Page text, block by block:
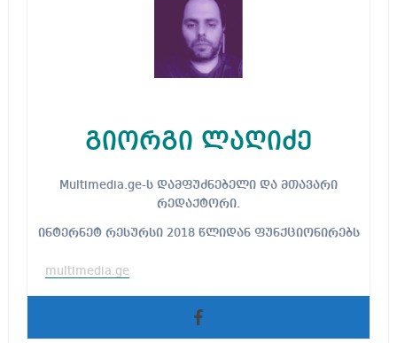
გიორგი ლაღიძე
Multimedia.ge-ს დამფუძნებელი და მთავარი
რედაქტორი.
ინტერნეტ რესურსი 2018 წლიდან ფუნქციონირებს
multimedia.ge